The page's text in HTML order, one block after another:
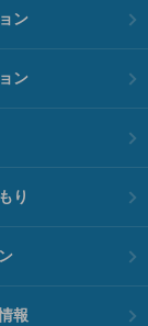
ン
ン
り
報